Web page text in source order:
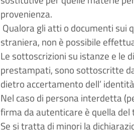
provenienza.
Qualora gli atti o documenti sui
straniera, non è possibile
Le sottoscrizioni su istanze e le
prestampati, sono sottoscritte
dietro accertamento dell’
Nel caso di persona interdetta
firma da autenticare è quella
Se si tratta di minori la